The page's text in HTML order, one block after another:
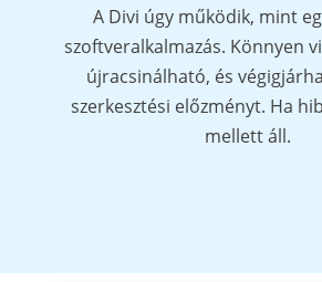
A Divi úgy működik, mint
szoftveralkalmazás. Könnyen
újracsinálható, és
szerkesztési előzményt. Ha
mellett áll.